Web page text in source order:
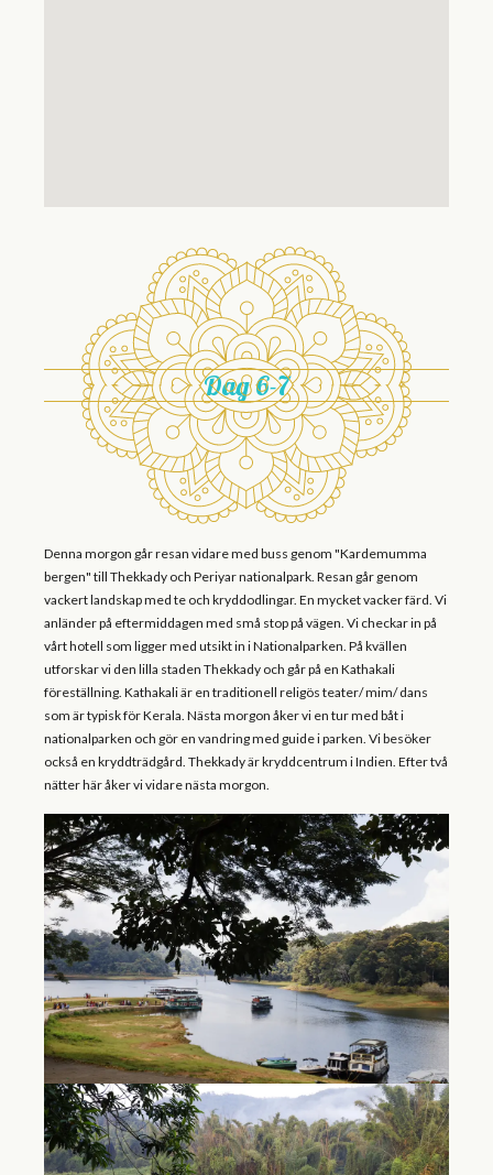
Dag 6-7
Denna morgon går resan vidare med buss genom "Kardemumma
bergen" till Thekkady och Periyar nationalpark. Resan går genom
vackert landskap med te och kryddodlingar. En mycket vacker färd. Vi
anländer på eftermiddagen med små stop på vägen. Vi checkar in på
vårt hotell som ligger med utsikt in i Nationalparken. På kvällen
utforskar vi den lilla staden Thekkady och går på en Kathakali
föreställning. Kathakali är en traditionell religös teater/ mim/ dans
som är typisk för Kerala. Nästa morgon åker vi en tur med båt i
nationalparken och gör en vandring med guide i parken. Vi besöker
också en kryddträdgård. Thekkady är kryddcentrum i Indien. Efter två
nätter här åker vi vidare nästa morgon.